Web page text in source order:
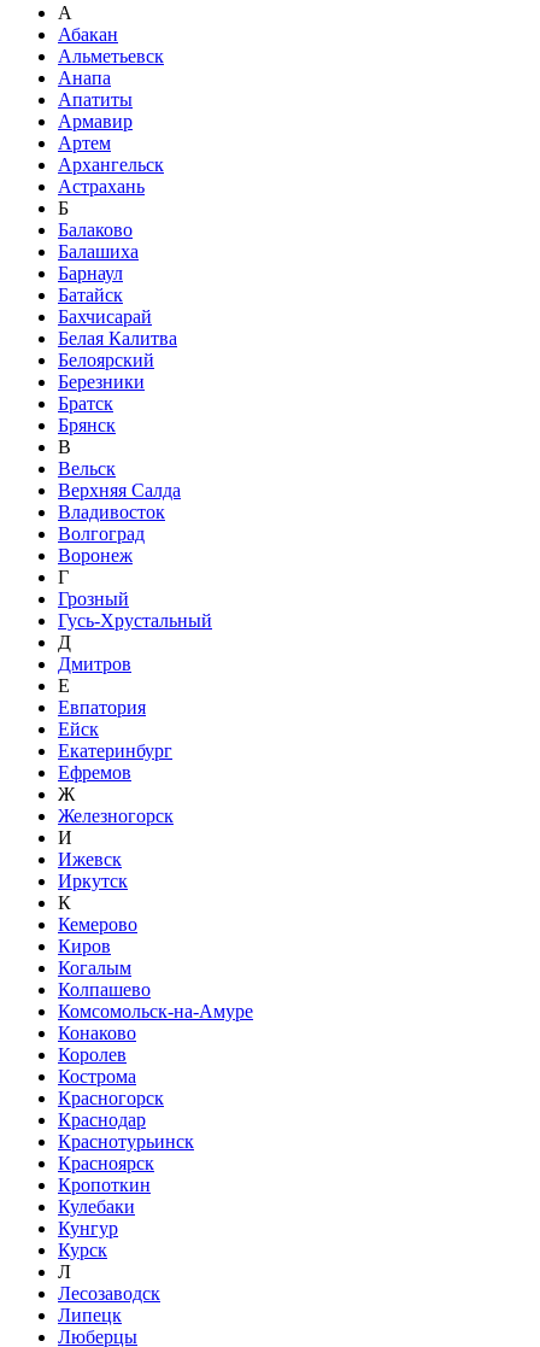
А
Абакан
Альметьевск
Анапа
Апатиты
Армавир
Артем
Архангельск
Астрахань
Б
Балаково
Балашиха
Барнаул
Батайск
Бахчисарай
Белая Калитва
Белоярский
Березники
Братск
Брянск
В
Вельск
Верхняя Салда
Владивосток
Волгоград
Воронеж
Г
Грозный
Гусь-Хрустальный
Д
Дмитров
Е
Евпатория
Ейск
Екатеринбург
Ефремов
Ж
Железногорск
И
Ижевск
Иркутск
К
Кемерово
Киров
Когалым
Колпашево
Комсомольск-на-Амуре
Конаково
Королев
Кострома
Красногорск
Краснодар
Краснотурьинск
Красноярск
Кропоткин
Кулебаки
Кунгур
Курск
Л
Лесозаводск
Липецк
Люберцы